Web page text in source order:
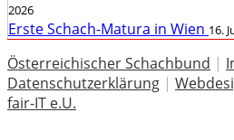
2026
Erste Schach-Matura in Wien 16.
Österreichischer Schachbund |
Datenschutzerklärung |
fair-IT e.U.